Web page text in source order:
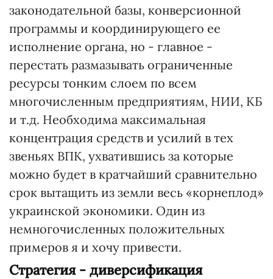
законодательной базы, конверсионной
программы и координирующего ее
исполнение органа, но - главное -
перестать размазывать ограниченные
ресурсы тонким слоем по всем
многочисленным предприятиям, НИИ, КБ
и т.д. Необходима максимальная
концентрация средств и усилий в тех
звеньях ВПК, ухватившись за которые
можно будет в кратчайший сравнительно
срок вытащить из земли весь «корнеплод»
украинской экономики. Один из
немногочисленных положительных
примеров я и хочу привести.
Стратегия - диверсификация